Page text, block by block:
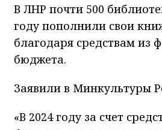
В ЛНР почти 500
году пополнили свои
благодаря средствам из
бюджета.
Заявили в Минкультуры
«В 2024 году за счет